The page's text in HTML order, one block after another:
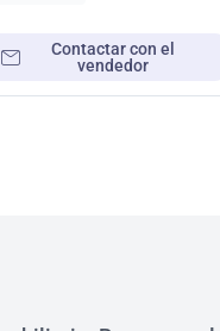
Contactar con el
vendedor